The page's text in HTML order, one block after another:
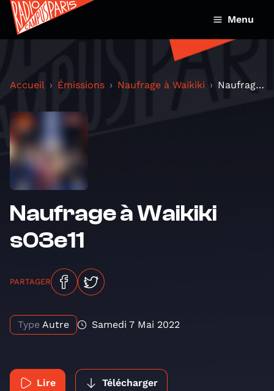
Menu
Accueil Émissions Naufrage à Waikiki Naufrage à Waikiki s03e11
Naufrage à Waikiki
s03e11
PARTAGER
Type Autre Samedi 7 Mai 2022
Lire Télécharger